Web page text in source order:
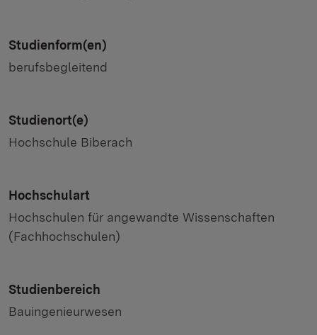
Studienform(en)
berufsbegleitend
Studienort(e)
Hochschule Biberach
Hochschulart
Hochschulen für angewandte Wissenschaften
(Fachhochschulen)
Studienbereich
Bauingenieurwesen